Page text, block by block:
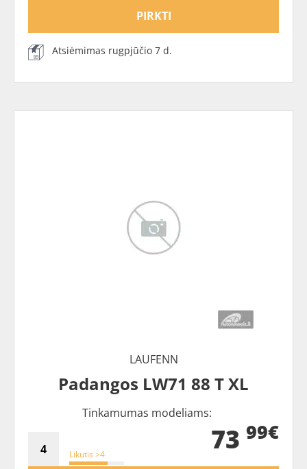
PIRKTI
Atsiėmimas rugpjūčio 7 d.
LAUFENN
Padangos LW71 88 T XL
Tinkamumas modeliams:
Likutis >4 73 99€